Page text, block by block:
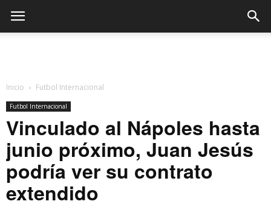
Inicio Futbol Internacional
Futbol Internacional
Vinculado al Nápoles hasta
junio próximo, Juan Jesús
podría ver su contrato
extendido